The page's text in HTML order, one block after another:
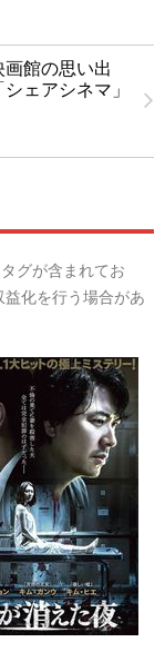
館の思い出
ェアシネマ」
グが含まれてお
化を行う場合があ